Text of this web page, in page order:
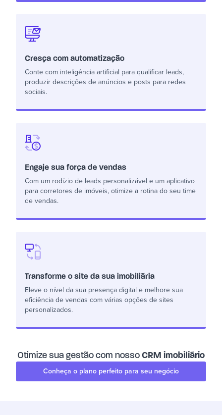
Cresça com automatização
Conte com inteligência artificial para qualificar leads,
produzir descrições de anúncios e posts para redes
sociais.
Engaje sua força de vendas
Com um rodízio de leads personalizável e um aplicativo
para corretores de imóveis, otimize a rotina do seu time
de vendas.
Transforme o site da sua imobiliária
Eleve o nível da sua presença digital e melhore sua
eficiência de vendas com várias opções de sites
personalizados.
Otimize sua gestão com nosso CRM imobiliário
Conheça o plano perfeito para seu negócio